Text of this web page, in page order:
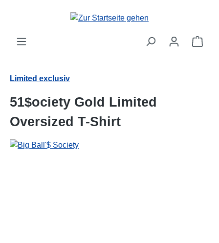
Limited exclusiv
51$ociety Gold Limited
Oversized T-Shirt